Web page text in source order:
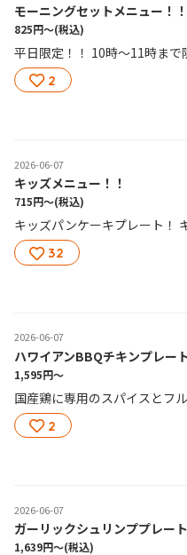
モーニングセットメニュー！！
825円〜(税込)
2
2026-06-07
キッズメニュー！！
715円〜(税込)
32
2026-06-07
ハワイアンBBQチキンプレー
1,595円〜
2
2026-06-07
ガーリックシュリンププレー
1,639円〜(税込)